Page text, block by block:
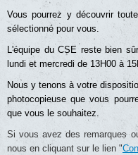
Vous pourrez y découvrir
sélectionné pour vous.
L'équipe du CSE reste bien
lundi et mercredi de 13H00 à
Nous y tenons à votre
photocopieuse que vous
que vous le souhaitez.
Si vous avez des remarques
nous en cliquant sur le lien "